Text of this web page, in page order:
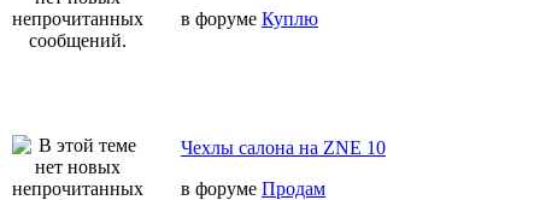
в форуме Куплю
Чехлы салона на ZNE 10
в форуме Продам